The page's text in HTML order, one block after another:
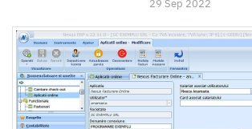
29 Sep 2022